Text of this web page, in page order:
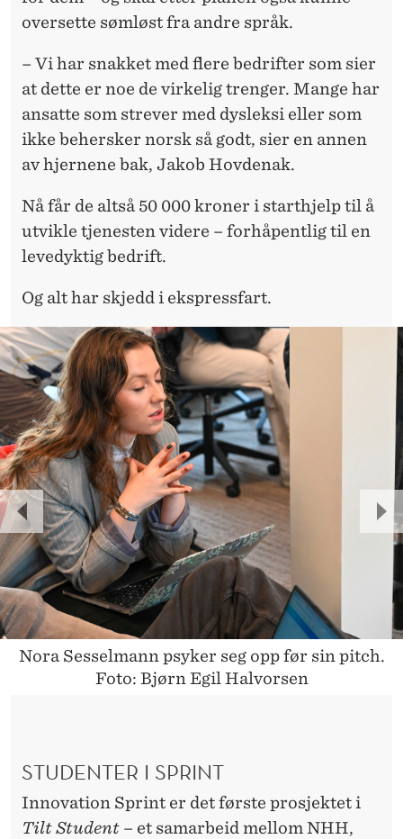
oversette sømløst fra andre språk.
– Vi har snakket med flere bedrifter som sier
at dette er noe de virkelig trenger. Mange har
ansatte som strever med dysleksi eller som
ikke behersker norsk så godt, sier en annen
av hjernene bak, Jakob Hovdenak.
Nå får de altså 50 000 kroner i starthjelp til å
utvikle tjenesten videre – forhåpentlig til en
levedyktig bedrift.
Og alt har skjedd i ekspressfart.
P
R
E
V
I
O
Nora Sesselmann psyker seg opp før sin pitch.
Foto: Bjørn Egil Halvorsen
N
E
STUDENTER I SPRINT
Innovation Sprint er det første prosjektet i
Tilt Student – et samarbeid mellom NHH,